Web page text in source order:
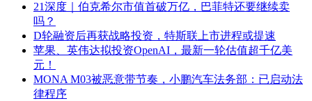
21深度｜伯克希尔市值首破万亿，巴菲特还要继续卖
吗？
D轮融资后再获战略投资，特斯联上市进程或提速
苹果、英伟达拟投资OpenAI，最新一轮估值超千亿美
元！
MONA M03被恶意带节奏，小鹏汽车法务部：已启动法
律程序